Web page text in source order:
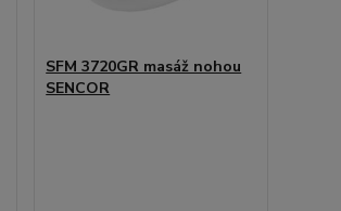
SFM 3720GR masáž nohou
SENCOR